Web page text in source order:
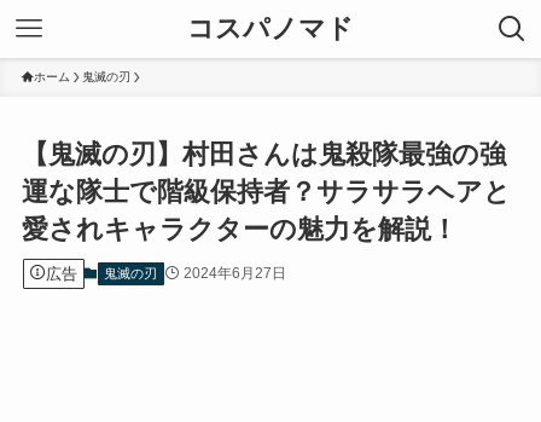
コスパノマド
ホーム 鬼滅の刃
【鬼滅の刃】村田さんは鬼殺隊最強の強
運な隊士で階級保持者？サラサラヘアと
愛されキャラクターの魅力を解説！
広告 鬼滅の刃 2024年6月27日